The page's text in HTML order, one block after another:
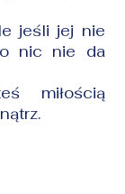
jeśli jej nie
nic nie da
miłością